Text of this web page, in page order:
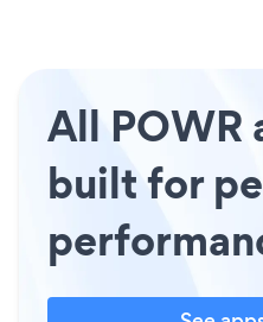
All POWR
built for